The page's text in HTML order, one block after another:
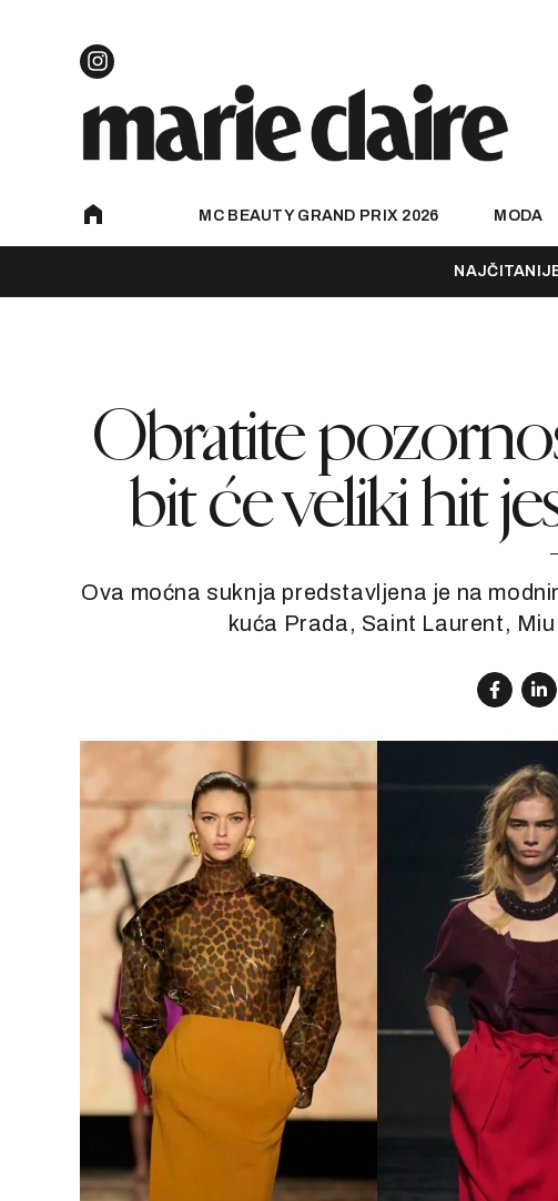
MC BEAUTY GRAND PRIX 2026 MODA
Obratite
bit će veliki hit
Ova moćna suknja predstavljena je na
kuća Prada, Saint Laurent,